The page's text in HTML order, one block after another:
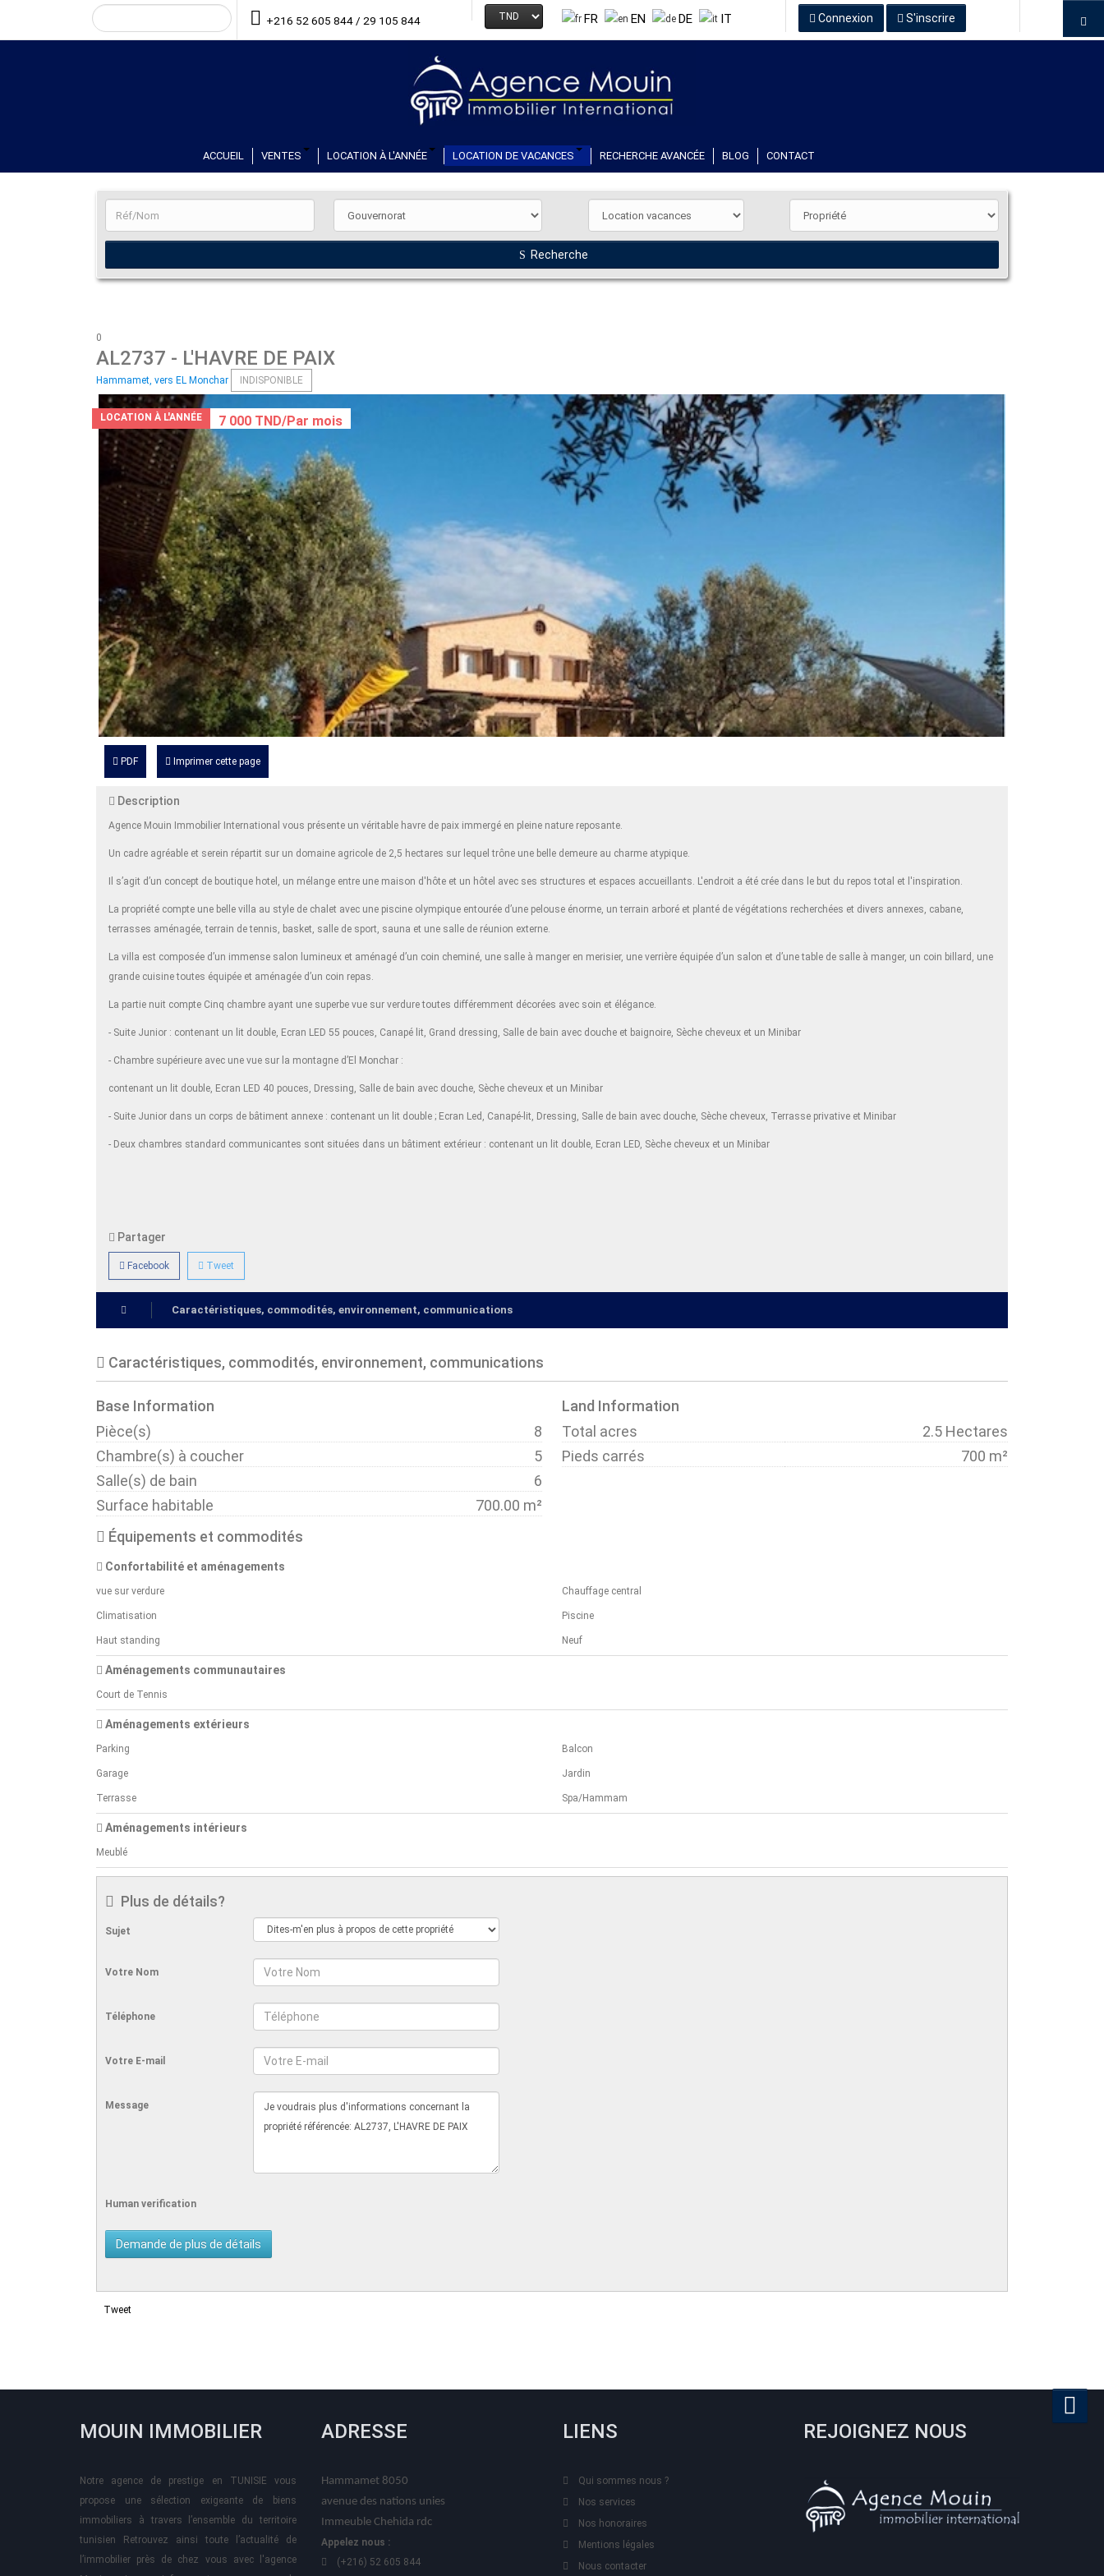
+216 52 605 844 / 29 105 844 FR EN DE IT Connexion S'inscrire
ACCUEIL VENTES LOCATION À L'ANNÉE LOCATION DE VACANCES RECHERCHE AVANCÉE BLOG CONTACT
Recherche
0
AL2737 - L'HAVRE DE PAIX
Hammamet, vers EL Monchar INDISPONIBLE
LOCATION À L'ANNÉE 7 000 TND/Par mois
PDF Imprimer cette page
Description
Agence Mouin Immobilier International vous présente un véritable havre de paix immergé en pleine nature reposante.
Un cadre agréable et serein répartit sur un domaine agricole de 2,5 hectares sur lequel trône une belle demeure au charme atypique.
Il s’agit d’un concept de boutique hotel, un mélange entre une maison d'hôte et un hôtel avec ses structures et espaces accueillants. L'endroit a été crée dans le but du repos total et l'inspiration.
La propriété compte une belle villa au style de chalet avec une piscine olympique entourée d’une pelouse énorme, un terrain arboré et planté de végétations recherchées et divers annexes, cabane,
terrasses aménagée, terrain de tennis, basket, salle de sport, sauna et une salle de réunion externe.
La villa est composée d’un immense salon lumineux et aménagé d’un coin cheminé, une salle à manger en merisier, une verrière équipée d’un salon et d’une table de salle à manger, un coin billard, une
grande cuisine toutes équipée et aménagée d’un coin repas.
La partie nuit compte Cinq chambre ayant une superbe vue sur verdure toutes différemment décorées avec soin et élégance.
- Suite Junior : contenant un lit double, Ecran LED 55 pouces, Canapé lit, Grand dressing, Salle de bain avec douche et baignoire, Sèche cheveux et un Minibar
- Chambre supérieure avec une vue sur la montagne d’El Monchar :
contenant un lit double, Ecran LED 40 pouces, Dressing, Salle de bain avec douche, Sèche cheveux et un Minibar
- Suite Junior dans un corps de bâtiment annexe : contenant un lit double ; Ecran Led, Canapé-lit, Dressing, Salle de bain avec douche, Sèche cheveux, Terrasse privative et Minibar
- Deux chambres standard communicantes sont situées dans un bâtiment extérieur : contenant un lit double, Ecran LED, Sèche cheveux et un Minibar
Partager
Facebook Tweet
Caractéristiques, commodités, environnement, communications
Caractéristiques, commodités, environnement, communications
Base Information
Pièce(s)
8
Chambre(s) à coucher
5
Salle(s) de bain
6
Surface habitable
700.00 m²
Land Information
Total acres
2.5 Hectares
Pieds carrés
700 m²
Équipements et commodités
Confortabilité et aménagements
vue sur verdure Chauffage central
Climatisation Piscine
Haut standing Neuf
Aménagements communautaires
Court de Tennis
Aménagements extérieurs
Parking Balcon
Garage Jardin
Terrasse Spa/Hammam
Aménagements intérieurs
Meublé
Plus de détails?
Sujet
Votre Nom
Téléphone
Votre E-mail
Message
Human verification
Tweet
MOUIN IMMOBILIER
Notre agence de prestige en TUNISIE vous
propose une sélection exigeante de biens
immobiliers à travers l’ensemble du territoire
tunisien Retrouvez ainsi toute l’actualité de
l’immobilier près de chez vous avec l'agence
ADRESSE
Hammamet 8050
avenue des nations unies
Immeuble Chehida rdc
Appelez nous :
(+216) 52 605 844
LIENS
Qui sommes nous ?
Nos services
Nos honoraires
Mentions légales
Nous contacter
REJOIGNEZ NOUS